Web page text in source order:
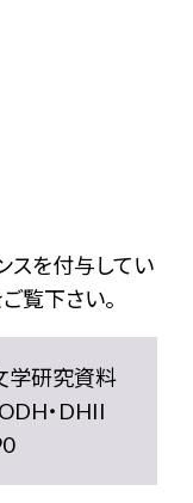
スを付与してい
覧下さい。
学研究資料
・DHII